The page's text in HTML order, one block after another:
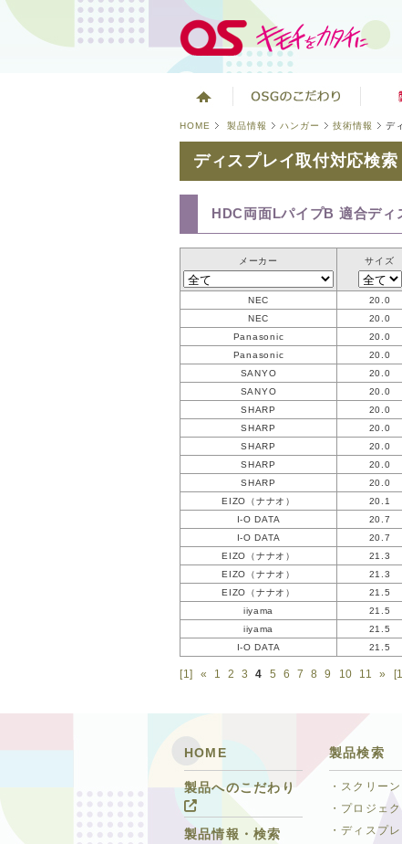
HOME 製品情報 ハンガー 技術情報 デ
ディスプレイ取付対応検
HDC両面LパイプB 適合ディ
メーカー
サイズ
NEC 20.0
NEC 20.0
Panasonic 20.0
Panasonic 20.0
SANYO 20.0
SANYO 20.0
SHARP 20.0
SHARP 20.0
SHARP 20.0
SHARP
20.0
SHARP 20.0
EIZO（ナナオ） 20.1
I-O DATA 20.7
I-O DATA 20.7
EIZO（ナナオ） 21.3
EIZO（ナナオ） 21.3
EIZO（ナナオ） 21.5
iiyama 21.5
iiyama 21.5
I-O DATA 21.5
[1] « 1 2 3 4 5 6 7 8 9 10 11 »
HOME
製品へのこだわり
製品情報・検索
製品検索
・スクリーン
・プロジェ
・ディスプレ